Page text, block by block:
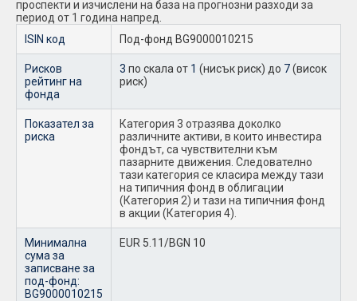
проспекти и изчислени на база на прогнозни разходи за
период от 1 година напред.
ISIN код
Под-фонд BG9000010215
Рисков
рейтинг на
фонда
3 по скала от 1 (нисък риск) до 7(висок
риск)
Показател за
риска
Категория 3 отразява доколко
различните активи, в които инвестира
фондът, са чувствителни към
пазарните движения. Следователно
тази категория се класира между тази
на типичния фонд в облигации
(Категория 2) и тази на типичния фонд
в акции (Категория 4).
Минимална
сума за
записване за
под-фонд:
BG9000010215
EUR 5.11/BGN 10